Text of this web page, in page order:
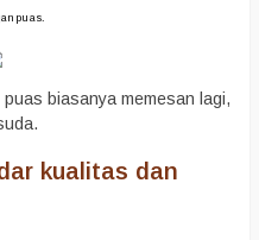
puas.
biasanya memesan lagi,
kualitas dan